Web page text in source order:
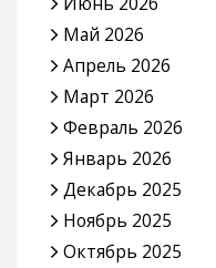
Май 2026
Апрель 2026
Март 2026
Февраль 2026
Январь 2026
Декабрь 2025
Ноябрь 2025
Октябрь 2025